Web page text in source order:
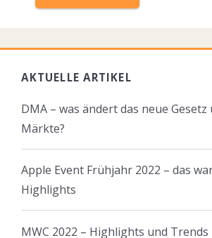
AKTUELLE ARTIKEL
DMA – was ändert das neue
Märkte?
Apple Event Frühjahr 2022 – das
Highlights
MWC 2022 – Highlights und Trends